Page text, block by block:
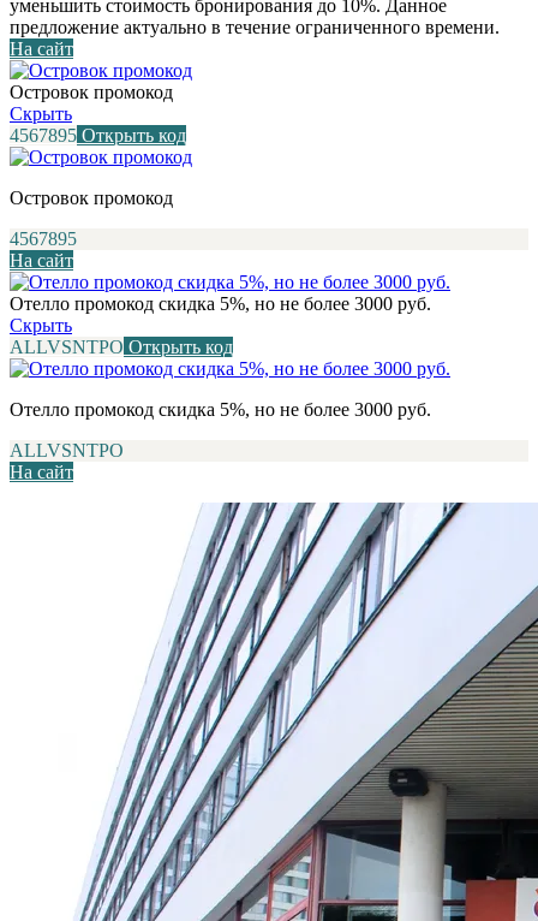
уменьшить стоимость бронирования до 10%. Данное
предложение актуально в течение ограниченного времени.
На сайт
Островок промокод
Скрыть
4567895 Открыть код
Островок промокод
4567895
На сайт
Отелло промокод скидка 5%, но не более 3000 руб.
Скрыть
ALLVSNTPO Открыть код
Отелло промокод скидка 5%, но не более 3000 руб.
ALLVSNTPO
На сайт